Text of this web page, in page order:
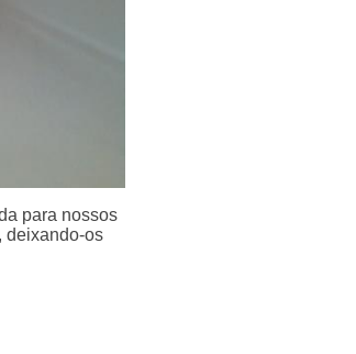
para nossos
deixando-os